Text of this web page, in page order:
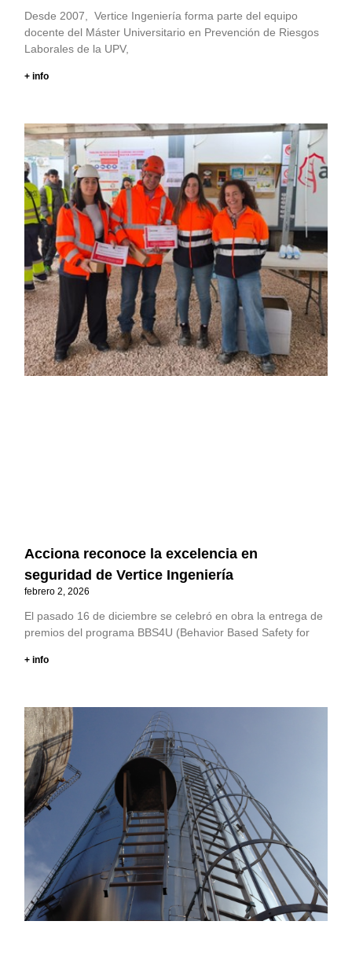
Desde 2007, Vertice Ingeniería forma parte del equipo
docente del Máster Universitario en Prevención de Riesgos
Laborales de la UPV,
+ info
Acciona reconoce la excelencia en
seguridad de Vertice Ingeniería
febrero 2, 2026
El pasado 16 de diciembre se celebró en obra la entrega de
premios del programa BBS4U (Behavior Based Safety for
+ info